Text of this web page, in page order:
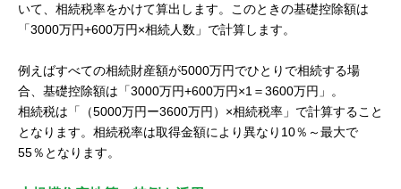
いて、相続税率をかけて算出します。このときの基礎控除額は
「3000万円+600万円×相続人数」で計算します。
例えばすべての相続財産額が5000万円でひとりで相続する場
合、基礎控除額は「3000万円+600万円×1＝3600万円」。
相続税は「（5000万円ー3600万円）×相続税率」で計算すること
となります。相続税率は取得金額により異なり10％～最大で
55％となります。